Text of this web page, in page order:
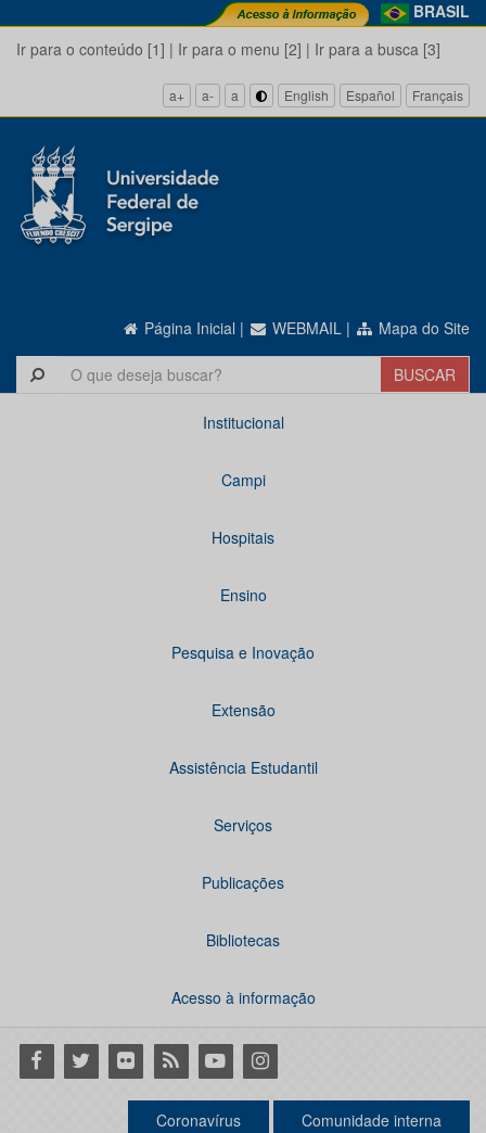
BRASIL
Ir para o conteúdo [1] | Ir para o menu [2] | Ir para a busca [3]
a+ a- a English Español Français
Página Inicial | WEBMAIL | Mapa do Site
Institucional
Campi
Hospitais
Ensino
Pesquisa e Inovação
Extensão
Assistência Estudantil
Serviços
Publicações
Bibliotecas
Acesso à informação
Facebook
Twitter Flickr RSS YoutubeInstagram
Coronavírus Comunidade interna